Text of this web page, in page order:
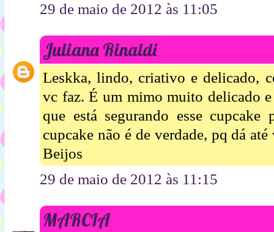
29 de maio de 2012 às 11:05
Juliana Rinaldi
Leskka, lindo, criativo e delicado,
vc faz. É um mimo muito delicado
que está segurando esse
cupcake não é de verdade, pq dá
Beijos
29 de maio de 2012 às 11:15
MARCIA